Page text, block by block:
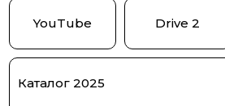
YouTube Drive 2
Каталог 2025